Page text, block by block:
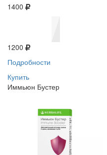
1400
1200
Подробности
Купить
Иммьюн Бустер